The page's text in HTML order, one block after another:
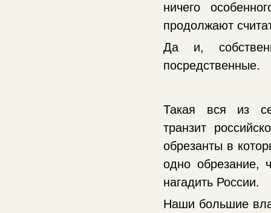
ничего
продолжают
Да и,
посредственные.
Такая вся из
транзит
обрезанты в
одно обрезание,
нагадить России.
Наши большие